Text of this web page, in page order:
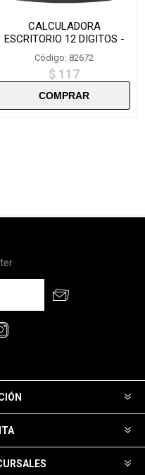
CALCULADORA
ESCRITORIO 12 DIGITOS -
DS638A
Código: 82672
$ 117